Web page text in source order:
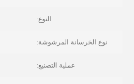
النوع:
نوع الخرسانة المرشوشة:
عملية التصنيع: